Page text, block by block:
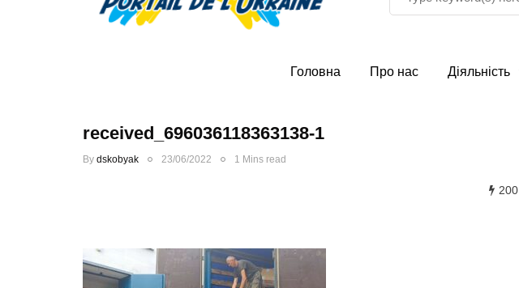
Головна Про нас Діяльність
received_696036118363138-1
By dskobyak 23/06/2022 1 Mins read
200